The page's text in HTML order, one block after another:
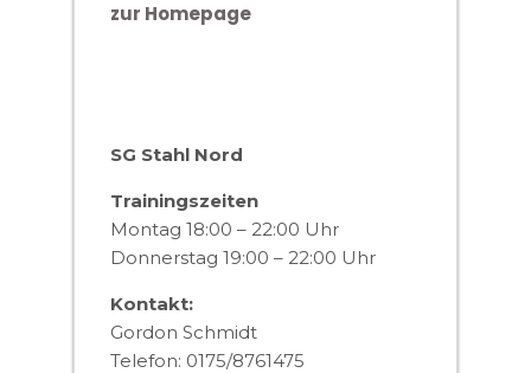
zur Homepage
SG Stahl Nord
Trainingszeiten
Montag 18:00 – 22:00 Uhr
Donnerstag 19:00 – 22:00 Uhr
Kontakt:
Gordon Schmidt
Telefon: 0175/8761475